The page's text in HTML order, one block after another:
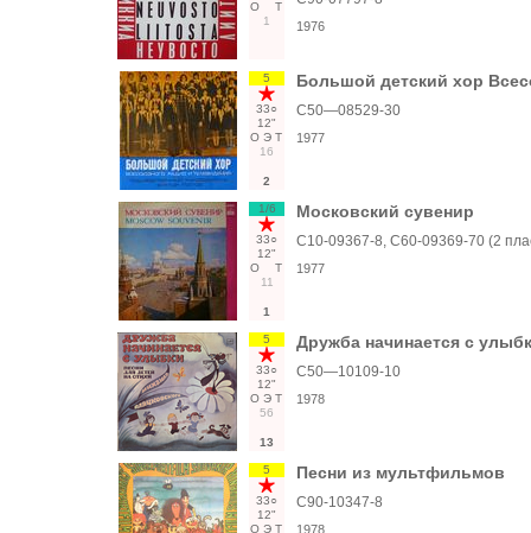
О
Т
1
1976
5
33○
12"
О Э Т
16
2
Большой детский хор
С50—08529-30
1977
1/6
33○
12"
О
Т
11
1
Московский сувенир
С10-09367-8, С60-09369-70 (2
1977
5
33○
12"
О Э Т
56
13
Дружба начинается с
С50—10109-10
1978
5
33○
12"
О Э Т
Песни из мультфильмов
С90-10347-8
1978